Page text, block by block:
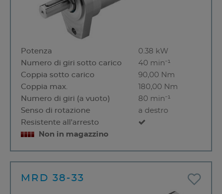
Potenza
0.38 kW
Numero di giri sotto carico
40 min⁻¹
Coppia sotto carico
90,00 Nm
Coppia max.
180,00 Nm
Numero di giri (a vuoto)
80 min⁻¹
Senso di rotazione
a destro
Resistente all'arresto
Non in magazzino
MRD 38-33